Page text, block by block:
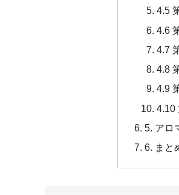
4.5
4.6
4.7
4.8
4.9
4.10
5. アロ
6. まと